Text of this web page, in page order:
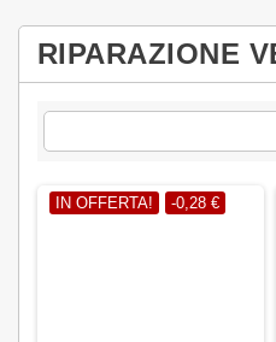
RIPARAZIONE
IN OFFERTA! -0,28 €